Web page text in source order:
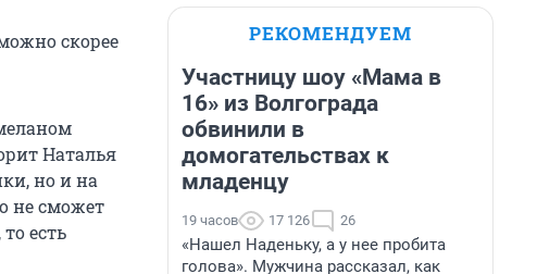
скорее
Наталья
но и на
не сможет
есть
РЕКОМЕНДУЕМ
Участницу шоу «Мама в
16» из Волгограда
обвинили в
домогательствах к
младенцу
19 часов 17 126 26
«Нашел Наденьку, а у нее пробита
голова». Мужчина рассказал, как